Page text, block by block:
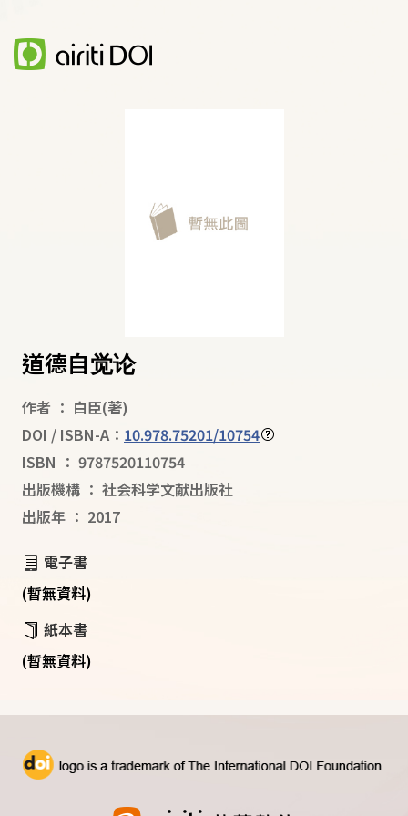
道德自觉论
作者 ： 白臣(著)
DOI / ISBN-A： 10.978.75201/10754
ISBN ： 9787520110754
出版機構 ： 社会科学文献出版社
出版年 ： 2017
電子書
(暫無資料)
紙本書
(暫無資料)